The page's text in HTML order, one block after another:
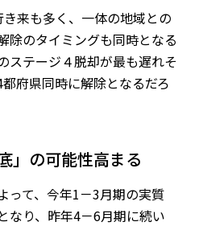
来も多く、一体の地域との
除のタイミングも同時となる
ステージ４脱却が最も遅れそ
府県同時に解除となるだろ
」の可能性高まる
って、今年1－3月期の実質
なり、昨年4－6月期に続い